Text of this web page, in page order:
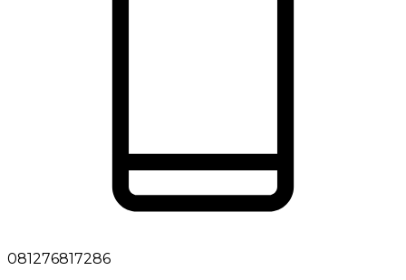
081276817286